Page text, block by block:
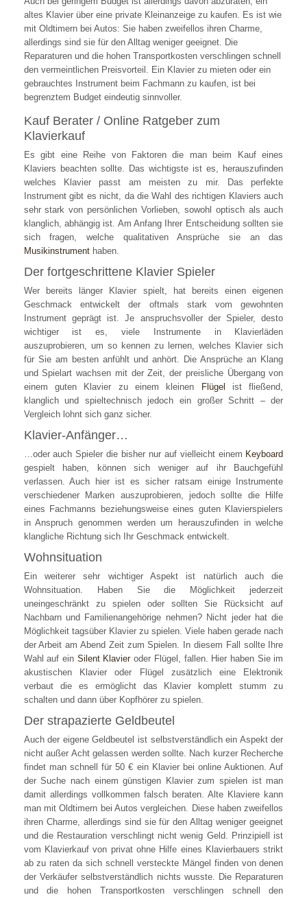
altes Klavier über eine private Kleinanzeige zu kaufen. Es ist wie
mit Oldtimern bei Autos: Sie haben zweifellos ihren Charme,
allerdings sind sie für den Alltag weniger geeignet. Die
Reparaturen und die hohen Transportkosten verschlingen schnell
den vermeintlichen Preisvorteil. Ein Klavier zu mieten oder ein
gebrauchtes Instrument beim Fachmann zu kaufen, ist bei
begrenztem Budget eindeutig sinnvoller.
Kauf Berater / Online Ratgeber zum
Klavierkauf
Es gibt eine Reihe von Faktoren die man beim Kauf eines
Klaviers beachten sollte. Das wichtigste ist es, herauszufinden
welches Klavier passt am meisten zu mir. Das perfekte
Instrument gibt es nicht, da die Wahl des richtigen Klaviers auch
sehr stark von persönlichen Vorlieben, sowohl optisch als auch
klanglich, abhängig ist. Am Anfang Ihrer Entscheidung sollten sie
sich fragen, welche qualitativen Ansprüche sie an das
Musikinstrumenthaben.
Der fortgeschrittene Klavier Spieler
Wer bereits länger Klavier spielt, hat bereits einen eigenen
Geschmack entwickelt der oftmals stark vom gewohnten
Instrument geprägt ist. Je anspruchsvoller der Spieler, desto
wichtiger ist es, viele Instrumente in Klavierläden
auszuprobieren, um so kennen zu lernen, welches Klavier sich
für Sie am besten anfühlt und anhört. Die Ansprüche an Klang
und Spielart wachsen mit der Zeit, der preisliche Übergang von
einem guten Klavier zu einem kleinen
Flügel
ist fließend,
klanglich und spieltechnisch jedoch ein großer Schritt – der
Vergleich lohnt sich ganz sicher.
Klavier-Anfänger…
…oder auch Spieler die bisher nur auf vielleicht einem Keyboard
gespielt haben, können sich weniger auf ihr Bauchgefühl
verlassen. Auch hier ist es sicher ratsam einige Instrumente
verschiedener Marken auszuprobieren, jedoch sollte die Hilfe
eines Fachmanns beziehungsweise eines guten Klavierspielers
in Anspruch genommen werden um herauszufinden in welche
klangliche Richtung sich Ihr Geschmack entwickelt.
Wohnsituation
Ein weiterer sehr wichtiger Aspekt ist natürlich auch die
Wohnsituation. Haben Sie die Möglichkeit jederzeit
uneingeschränkt zu spielen oder sollten Sie Rücksicht auf
Nachbarn und Familienangehörige nehmen? Nicht jeder hat die
Möglichkeit tagsüber Klavier zu spielen. Viele haben gerade nach
der Arbeit am Abend Zeit zum Spielen. In diesem Fall sollte Ihre
Wahl auf ein Silent Klavieroder Flügel, fallen. Hier haben Sie im
akustischen Klavier oder Flügel zusätzlich eine Elektronik
verbaut die es ermöglicht das Klavier komplett stumm zu
schalten und dann über Kopfhörer zu spielen.
Der strapazierte Geldbeutel
Auch der eigene Geldbeutel ist selbstverständlich ein Aspekt der
nicht außer Acht gelassen werden sollte. Nach kurzer Recherche
findet man schnell für 50 € ein Klavier bei online Auktionen. Auf
der Suche nach einem günstigen Klavier zum spielen ist man
damit allerdings vollkommen falsch beraten. Alte Klaviere kann
man mit Oldtimern bei Autos vergleichen. Diese haben zweifellos
ihren Charme, allerdings sind sie für den Alltag weniger geeignet
und die Restauration verschlingt nicht wenig Geld. Prinzipiell ist
vom Klavierkauf von privat ohne Hilfe eines Klavierbauers strikt
ab zu raten da sich schnell versteckte Mängel finden von denen
der Verkäufer selbstverständlich nichts wusste. Die Reparaturen
und die hohen Transportkosten verschlingen schnell den